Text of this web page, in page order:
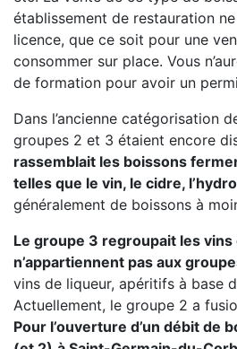
établissement de restauration
licence, que ce soit pour une
consommer sur place. Vous
de formation pour avoir un
Dans l’ancienne catégorisation
groupes 2 et 3 étaient encore
rassemblait les boissons
telles que le vin, le cidre,
généralement de boissons à
Le groupe 3 regroupait les vins
n’appartiennent pas aux
vins de liqueur, apéritifs à base
Actuellement, le groupe 2 a
Pour l’ouverture d’un débit de